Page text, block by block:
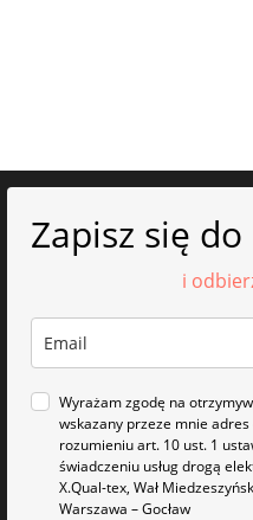
Zapisz się
i
Wyrażam zgodę na
wskazany przeze mnie
rozumieniu art. 10 ust. 1
świadczeniu usług drogą
X.Qual-tex, Wał
Warszawa – Gocław